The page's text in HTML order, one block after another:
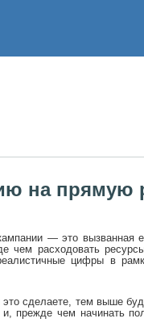
на прямую
— это вызванная
чем расходовать
цифры в
сделаете, тем выше
прежде чем начинать